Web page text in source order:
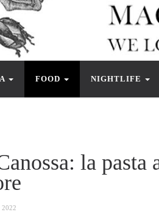
FOOD NIGHTLIFE
la
2022